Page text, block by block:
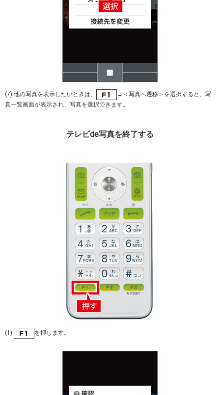
(7) 他の写真を表示したいときは、
→＜写真へ遷移＞を選択すると、写
真一覧画面が表示され、写真を選択できます。
テレビde写真を終了する
(1) を押します。